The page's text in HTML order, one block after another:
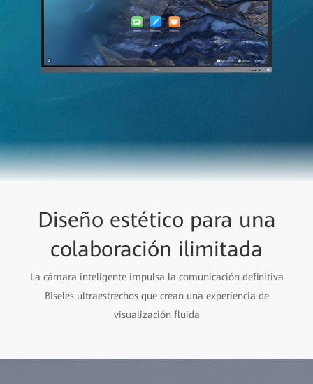
Diseño estético para una
colaboración ilimitada
La cámara inteligente impulsa la comunicación definitiva
Biseles ultraestrechos que crean una experiencia de
visualización fluida